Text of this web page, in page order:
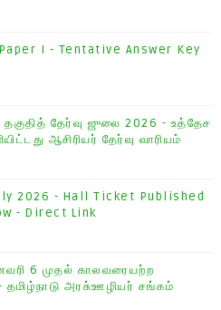
I - Tentative Answer Key
தகுதித் தேர்வு ஜுலை 2026 - உத்தேச
ஆசிரியர் தேர்வு வாரியம்
2026 - Hall Ticket Published
- Direct Link
6 முதல் காலவரையற்ற
தமிழ்நாடு அரசு்ஊழியர் சங்கம்